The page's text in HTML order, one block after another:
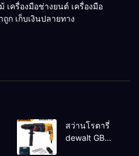
เครื่องมือช่างยนต์ เครื่องมือ
ก เก็บเงินปลายทาง
สว่านโรตารี่
dewalt GBH